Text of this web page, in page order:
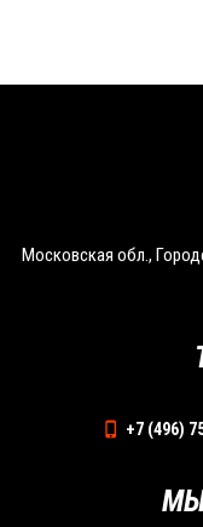
Московская обл.,
+7 (496)